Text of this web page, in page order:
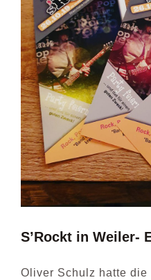
S’Rockt in Weiler-
Oliver Schulz hatte die